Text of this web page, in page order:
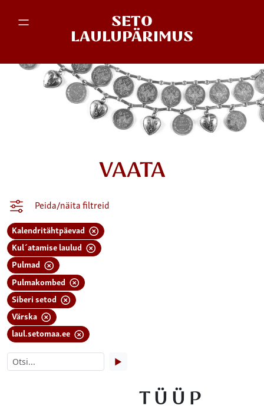
SETO
LAULUPÄRIMUS
VAATA
Peida/näita filtreid
Kalendritähtpäevad
Kul´atamise laulud
Pulmad
Pulmakombed
Siberi setod
Värska
laul.setomaa.ee
▶
TÜÜP